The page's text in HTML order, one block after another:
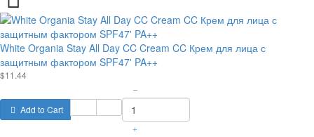
White Organia Stay All Day CC Cream CC Крем для лица с
защитным фактором SPF47' PA++
$11.44
Add to Cart
–
+